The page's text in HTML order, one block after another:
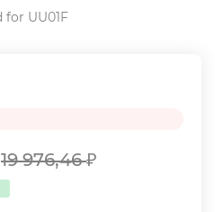
for UU01F
19 976,46₽